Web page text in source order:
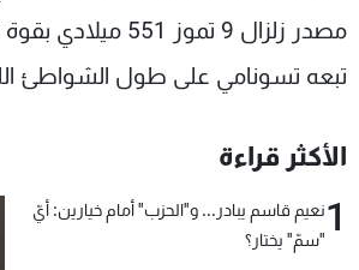
تبعه تسونامي على طول الشواطئ
الأكثر قراءة
1نعيم قاسم يبادر... و"الحزب" أمام خيارين: أيّ
"سمّ" يختار؟